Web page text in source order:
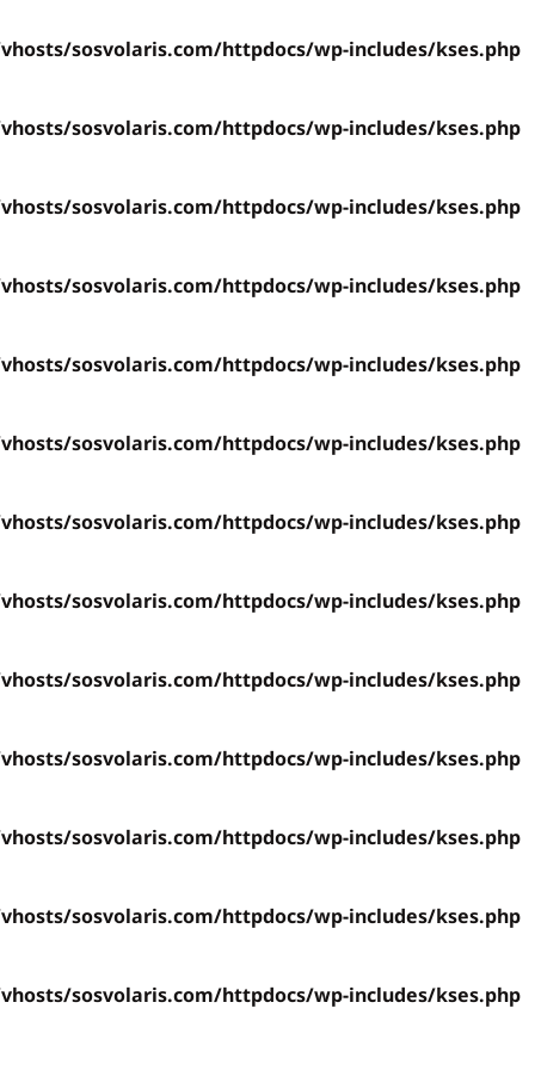
sosvolaris.com/httpdocs/wp-includes/kses.php
sosvolaris.com/httpdocs/wp-includes/kses.php
sosvolaris.com/httpdocs/wp-includes/kses.php
sosvolaris.com/httpdocs/wp-includes/kses.php
sosvolaris.com/httpdocs/wp-includes/kses.php
sosvolaris.com/httpdocs/wp-includes/kses.php
sosvolaris.com/httpdocs/wp-includes/kses.php
sosvolaris.com/httpdocs/wp-includes/kses.php
sosvolaris.com/httpdocs/wp-includes/kses.php
sosvolaris.com/httpdocs/wp-includes/kses.php
sosvolaris.com/httpdocs/wp-includes/kses.php
sosvolaris.com/httpdocs/wp-includes/kses.php
sosvolaris.com/httpdocs/wp-includes/kses.php